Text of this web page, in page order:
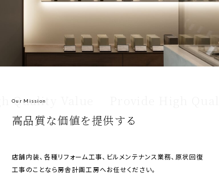
Value
高品質な価値を提供する
店舗内装、各種リフォーム工事、ビルメンテナンス業務、原状回復
工事のことなら房舎計画工房へお任せください。